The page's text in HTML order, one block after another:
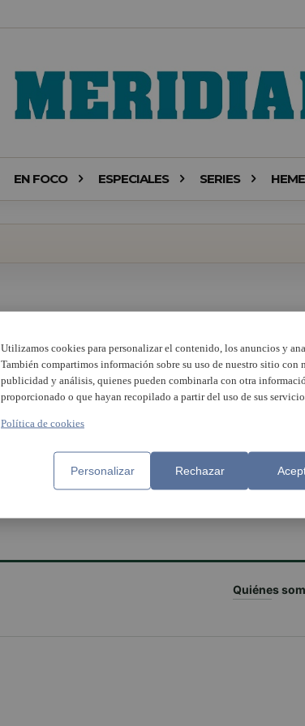
EN FOCO ESPECIALES SERIES
Quiénes
Utilizamos cookies para personalizar el contenido, los anuncios y
También compartimos información sobre su uso de nuestro sitio con
publicidad y análisis, quienes pueden combinarla con otra
proporcionado o que hayan recopilado a partir del uso de sus
Política de cookies
Personalizar Rechazar